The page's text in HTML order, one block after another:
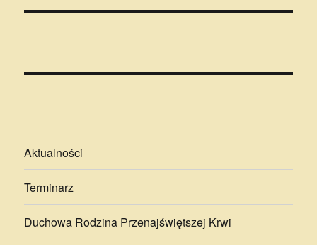
Aktualności
Terminarz
Duchowa Rodzina Przenajświętszej Krwi